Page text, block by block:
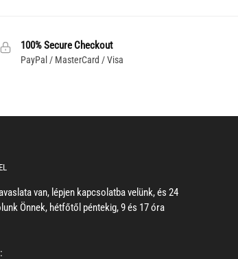
100% Secure Checkout
PayPal / MasterCard / Visa
van, lépjen kapcsolatba velünk, és 24
Önnek, hétfőtől péntekig, 9 és 17 óra